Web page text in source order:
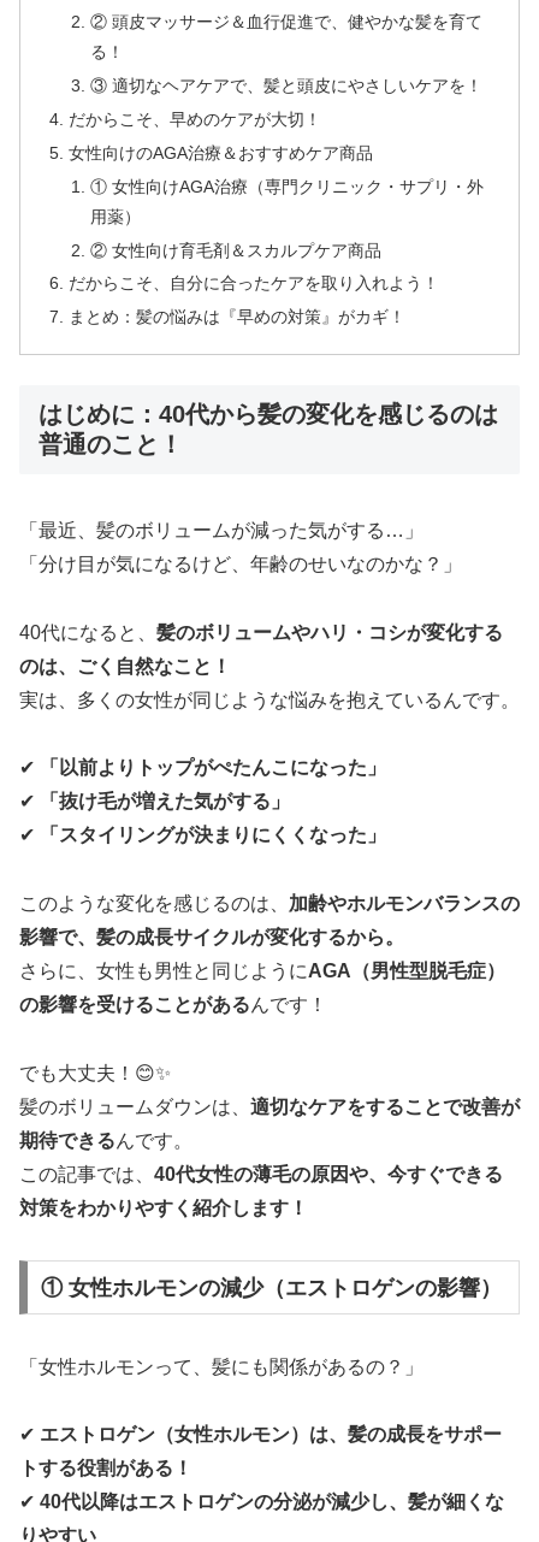
② 頭皮マッサージ＆血行促進で、健やかな髪を育て
る！
③ 適切なヘアケアで、髪と頭皮にやさしいケアを！
だからこそ、早めのケアが大切！
女性向けのAGA治療＆おすすめケア商品
① 女性向けAGA治療（専門クリニック・サプリ・外
用薬）
② 女性向け育毛剤＆スカルプケア商品
だからこそ、自分に合ったケアを取り入れよう！
まとめ：髪の悩みは『早めの対策』がカギ！
はじめに：40代から髪の変化を感じるのは
普通のこと！
「最近、髪のボリュームが減った気がする…」
「分け目が気になるけど、年齢のせいなのかな？」
40代になると、 髪のボリュームやハリ・コシが変化する
のは、ごく自然なこと！
実は、多くの女性が同じような悩みを抱えているんです。
✔
「以前よりトップがぺたんこになった」
✔
「抜け毛が増えた気がする」
✔
「スタイリングが決まりにくくなった」
このような変化を感じるのは、 加齢やホルモンバランスの
影響で、髪の成長サイクルが変化するから。
さらに、女性も男性と同じようにAGA（男性型脱毛症）
の影響を受けることがあるんです！
でも大丈夫！😊✨
髪のボリュームダウンは、 適切なケアをすることで改善が
期待できるんです。
この記事では、 40代女性の薄毛の原因や、今すぐできる
対策をわかりやすく紹介します！
① 女性ホルモンの減少（エストロゲンの影響）
「女性ホルモンって、髪にも関係があるの？」
✔ エストロゲン（女性ホルモン）は、髪の成長をサポー
トする役割がある！
✔ 40代以降はエストロゲンの分泌が減少し、髪が細くな
りやすい